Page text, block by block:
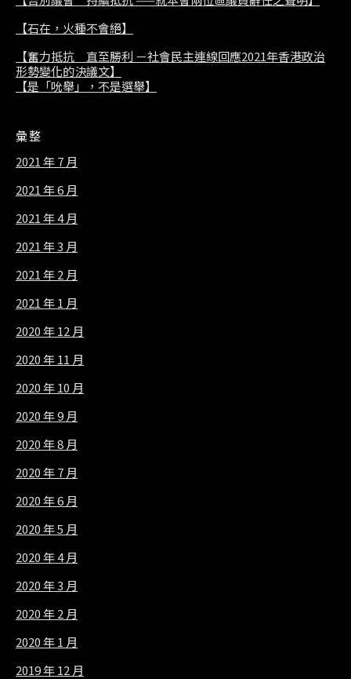
【石在，火種不會絕】
【奮力抵抗 直至勝利 －社會民主連線回應2021年香港政治
形勢變化的決議文】
【是「吮舉」，不是選舉】
彙整
2021 年 7 月
2021 年 6 月
2021 年 4 月
2021 年 3 月
2021 年 2 月
2021 年 1 月
2020 年 12 月
2020 年 11 月
2020 年 10 月
2020 年 9 月
2020 年 8 月
2020 年 7 月
2020 年 6 月
2020 年 5 月
2020 年 4 月
2020 年 3 月
2020 年 2 月
2020 年 1 月
2019 年 12 月